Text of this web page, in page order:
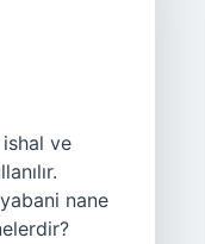
ishal ve
nane